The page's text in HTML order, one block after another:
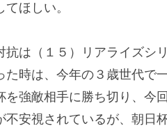
てほしい。
は（１５）リアライズシ
た時は、今年の３歳世代で
を強敵相手に勝ち切り、今
不安視されているが、朝日